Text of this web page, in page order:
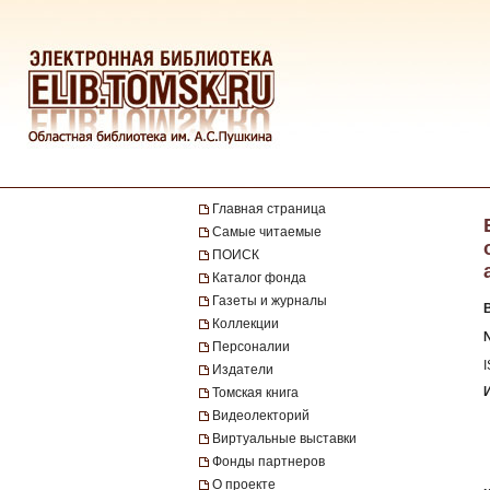
Главная страница
Самые читаемые
ПОИСК
Каталог фонда
Газеты и журналы
Коллекции
Персоналии
Издатели
Томская книга
Видеолекторий
Виртуальные выставки
Фонды партнеров
О проекте